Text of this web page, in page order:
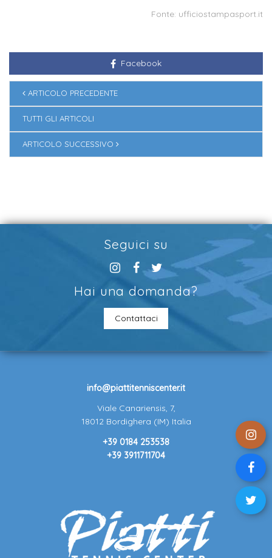
Fonte: ufficiostampasport.it
Facebook
ARTICOLO PRECEDENTE
TUTTI GLI ARTICOLI
ARTICOLO SUCCESSIVO
Seguici su
Hai una domanda?
Contattaci
info@piattitenniscenter.it
Viale Canariensis, 7,
18012 Bordighera (IM) Italia
+39 0184 253538
+39 3911711704